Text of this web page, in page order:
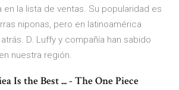
en la lista de ventas. Su popularidad es
niponas, pero en latinoamérica
D. Luffy y compañía han sabido
nuestra región.
Is the Best ... - The One Piece